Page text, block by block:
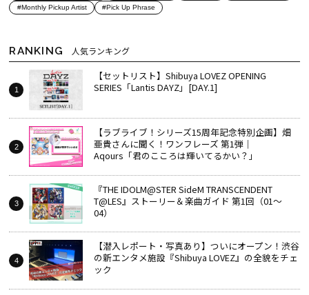
#Monthly Pickup Artist
#Pick Up Phrase
RANKING 人気ランキング
【セットリスト】Shibuya LOVEZ OPENING
SERIES「Lantis DAYZ」[DAY.1]
【ラブライブ！シリーズ15周年記念特別企画】畑
亜貴さんに聞く！ワンフレーズ 第1弾｜
Aqours「君のこころは輝いてるかい？」
『THE IDOLM@STER SideM TRANSCENDENT
T@LES』ストーリー＆楽曲ガイド 第1回（01～
04）
【潜入レポート・写真あり】ついにオープン！渋谷
の新エンタメ施設『Shibuya LOVEZ』の全貌をチェ
ック